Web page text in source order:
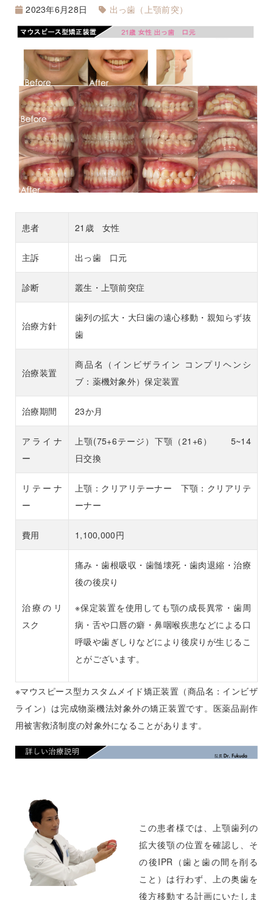
2023年6月28日 出っ歯（上顎前突）
患者 21歳 女性
主訴 出っ歯 口元
診断 叢生・上顎前突症
治療方針
歯列の拡大・大臼歯の遠心移動・親知らず抜
歯
治療装置
商品名（インビザライン コンプリヘンシ
ブ：薬機対象外）保定装置
治療期間 23か月
アライナ
ー
上顎(75+6テージ）下顎（21+6） 5~14
日交換
リテーナ
ー
上顎：クリアリテーナー 下顎：クリアリテ
ーナー
費用 1,100,000円
治療のリ
スク
痛み・歯根吸収・歯髄壊死・歯肉退縮・治療
後の後戻り
※保定装置を使用しても顎の成長異常・歯周
病・舌や口唇の癖・鼻咽喉疾患などによる口
呼吸や歯ぎしりなどにより後戻りが生じるこ
とがございます。
※マウスピース型カスタムメイド矯正装置（商品名：インビザ
ライン）は完成物薬機法対象外の矯正装置です。医薬品副作
用被害救済制度の対象外になることがあります。
この患者様では、上顎歯列の
拡大後顎の位置を確認し、そ
の後IPR（歯と歯の間を削る
こと）は行わず、上の奥歯を
後方移動する計画にいたしま